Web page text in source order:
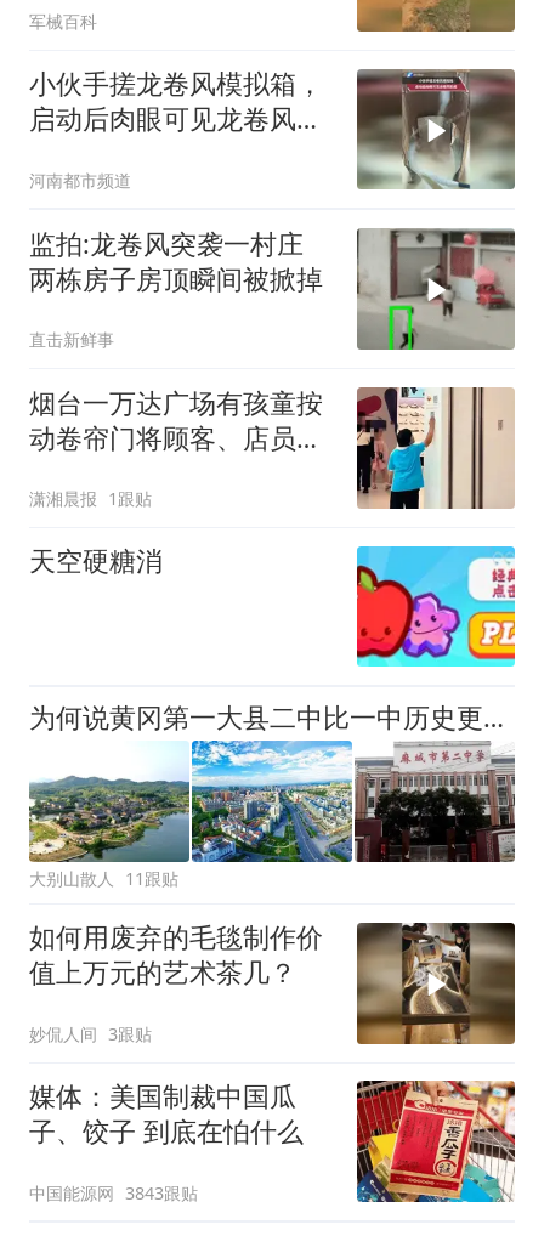
军械百科
小伙手搓龙卷风模拟箱，
启动后肉眼可见龙卷风形
河南都市频道
监拍:龙卷风突袭一村庄
两栋房子房顶瞬间被掀掉
直击新鲜事
烟台一万达广场有孩童按
动卷帘门将顾客、店员关
响，已处理完毕
潇湘晨报 1跟贴
天空硬糖消
为何说黄冈第一大县二中比一中历史更悠久？
大别山散人 11跟贴
如何用废弃的毛毯制作价
值上万元的艺术茶几？
妙侃人间 3跟贴
媒体：美国制裁中国瓜
子、饺子 到底在怕什么
中国能源网 3843跟贴